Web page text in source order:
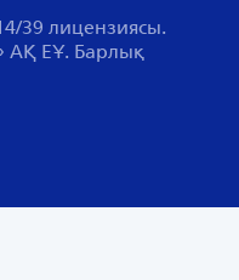
39 лицензиясы.
АҚ ЕҰ. Барлық